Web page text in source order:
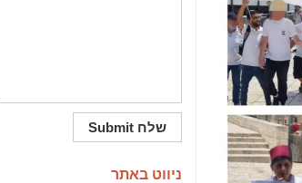
ניווט באתר